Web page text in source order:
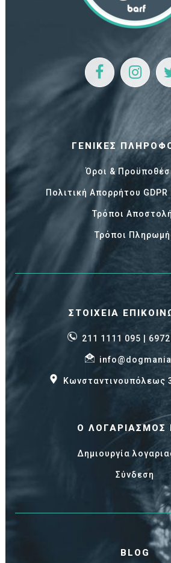
ΓΕΝΙΚΈΣ
Όροι &
Πολιτική Απορρήτου
Τρόποι
Τρόποι
ΣΤΟΙΧΕΊΑ
211 1111 095 |
Κωνσταντινουπόλεως
Ο ΛΟΓΑΡΙΑΣΜΌΣ
Δημιουργία
Σύνδεση
BLOG